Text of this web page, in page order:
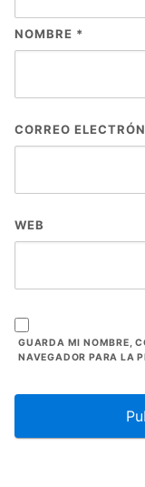
NOMBRE *
CORREO
WEB
GUARDA MI NOMBRE,
NAVEGADOR PARA LA